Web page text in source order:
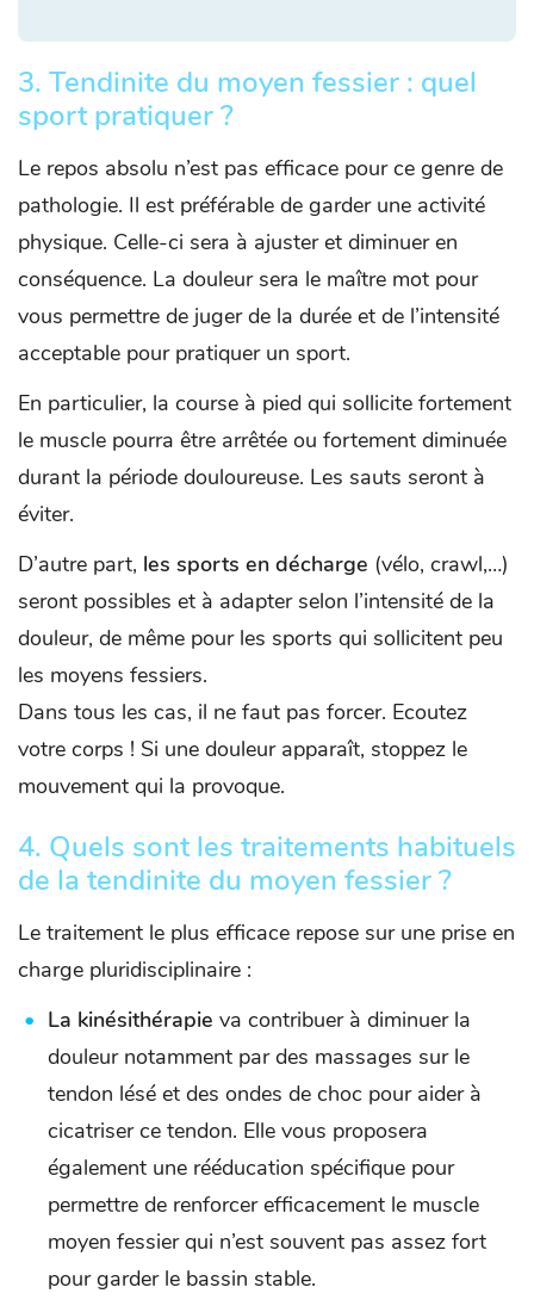
3. Tendinite du moyen fessier : quel
sport pratiquer ?
Le repos absolu n’est pas efficace pour ce genre de
pathologie. Il est préférable de garder une activité
physique. Celle-ci sera à ajuster et diminuer en
conséquence. La douleur sera le maître mot pour
vous permettre de juger de la durée et de l’intensité
acceptable pour pratiquer un sport.
En particulier, la course à pied qui sollicite fortement
le muscle pourra être arrêtée ou fortement diminuée
durant la période douloureuse. Les sauts seront à
éviter.
D’autre part, les sports en décharge (vélo, crawl,…)
seront possibles et à adapter selon l’intensité de la
douleur, de même pour les sports qui sollicitent peu
les moyens fessiers.
Dans tous les cas, il ne faut pas forcer. Ecoutez
votre corps ! Si une douleur apparaît, stoppez le
mouvement qui la provoque.
4. Quels sont les traitements habituels
de la tendinite du moyen fessier ?
Le traitement le plus efficace repose sur une prise en
charge pluridisciplinaire :
La kinésithérapie va contribuer à diminuer la
douleur notamment par des massages sur le
tendon lésé et des ondes de choc pour aider à
cicatriser ce tendon. Elle vous proposera
également une rééducation spécifique pour
permettre de renforcer efficacement le muscle
moyen fessier qui n’est souvent pas assez fort
pour garder le bassin stable.